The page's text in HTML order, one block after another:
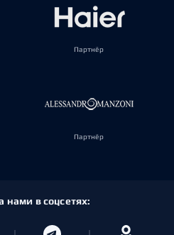
Партнёр
Партнёр
нами в соцсетях: